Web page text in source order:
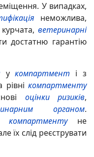
У випадках,
неможлива,
ветеринарні
достатню гарантію
укомпартмент і з
рівні компартменту
оцінки ризиків,
органом.
компартментуне
їх слід реєструвати